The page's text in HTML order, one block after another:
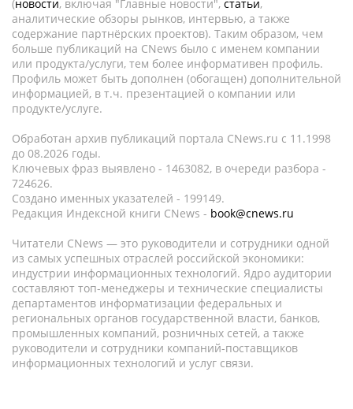
(новости, включая "Главные новости", статьи,
аналитические обзоры рынков, интервью, а также
содержание партнёрских проектов). Таким образом, чем
больше публикаций на CNews было с именем компании
или продукта/услуги, тем более информативен профиль.
Профиль может быть дополнен (обогащен) дополнительной
информацией, в т.ч. презентацией о компании или
продукте/услуге.
Обработан архив публикаций портала CNews.ru c 11.1998
до 08.2026 годы.
Ключевых фраз выявлено - 1463082, в очереди разбора -
724626.
Создано именных указателей - 199149.
Редакция Индексной книги CNews - book@cnews.ru
Читатели CNews — это руководители и сотрудники одной
из самых успешных отраслей российской экономики:
индустрии информационных технологий. Ядро аудитории
составляют топ-менеджеры и технические специалисты
департаментов информатизации федеральных и
региональных органов государственной власти, банков,
промышленных компаний, розничных сетей, а также
руководители и сотрудники компаний-поставщиков
информационных технологий и услуг связи.